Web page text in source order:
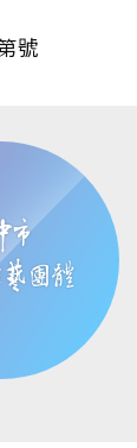
號